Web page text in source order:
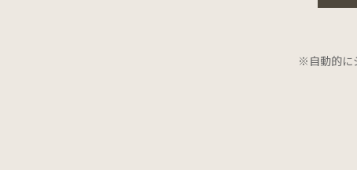
※自動的に